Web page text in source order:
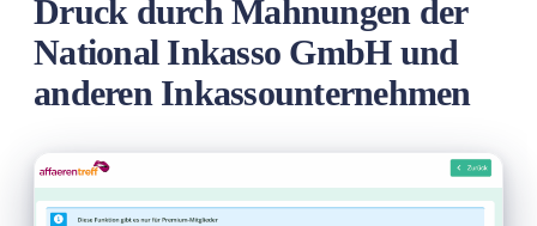
Druck durch Mahnungen der
National Inkasso GmbH und
anderen Inkassounternehmen